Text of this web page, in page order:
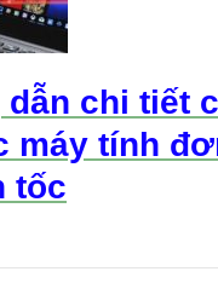
chi tiết
máy tính
tốc